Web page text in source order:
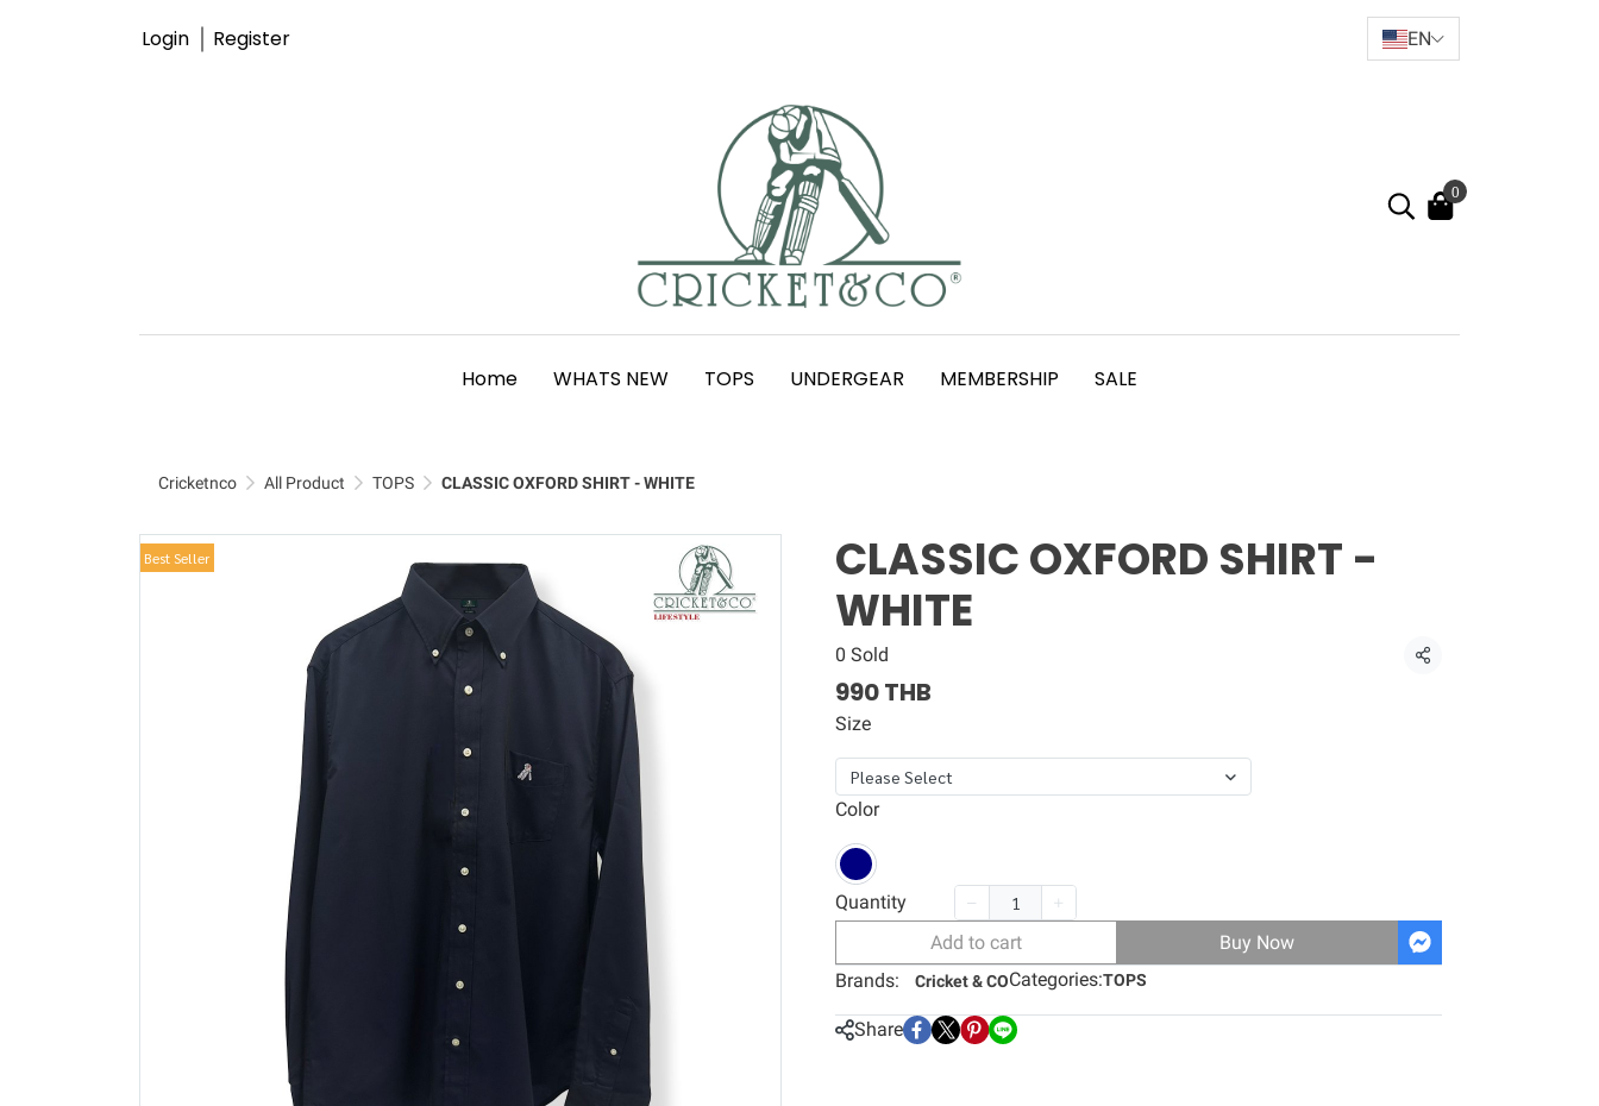
Login Register EN
0
Home WHATS NEW TOPS UNDERGEAR MEMBERSHIP SALE
Cricketnco All Product TOPS CLASSIC OXFORD SHIRT - WHITE
Best Seller
CLASSIC OXFORD SHIRT -
WHITE
0 Sold Share
990 THB
Size
Please Select
Color
Quantity
Add to cart
Buy Now
Brands:
Cricket & COCategories:TOPS
Share